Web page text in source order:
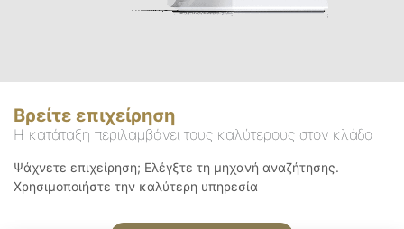
Βρείτε επιχείρηση
Η κατάταξη περιλαμβάνει τους καλύτερους στον κλάδο
Ψάχνετε επιχείρηση; Ελέγξτε τη μηχανή αναζήτησης.
Χρησιμοποιήστε την καλύτερη υπηρεσία